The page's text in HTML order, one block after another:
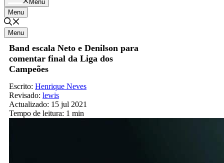
Menu
Menu
Menu
Band escala Neto e Denilson para
comentar final da Liga dos
Campeões
Escrito: Henrique Neves
Revisado: lewis
Actualizado: 15 jul 2021
Tempo de leitura: 1 min